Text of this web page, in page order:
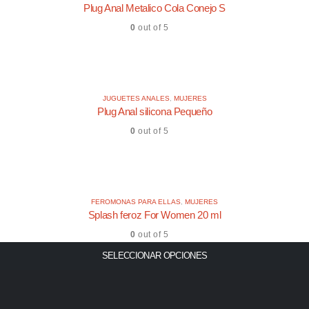
AÑADIR AL CARRITO
AÑADIR AL CARRITO
AÑADIR AL CARRITO
Plug Anal Metalico Cola Conejo S
0 out of 5
AÑADIR AL CARRITO
JUGUETES ANALES, MUJERES
Plug Anal silicona Pequeño
0 out of 5
SELECCIONAR OPCIONES
FEROMONAS PARA ELLAS MUJERES
Splash feroz For Women 20 ml
0 out of 5